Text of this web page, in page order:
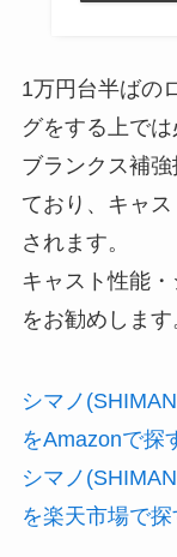
1万円台半ばの
グをする上で
ブランクス補
ており、キャ
されます。
キャスト性能
をお勧めします
シマノ
をAmazonで探
シマノ
を楽天市場で探